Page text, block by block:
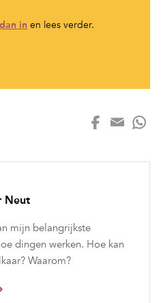
in en lees verder.
Neut
mijn belangrijkste
dingen werken. Hoe kan
Waarom?